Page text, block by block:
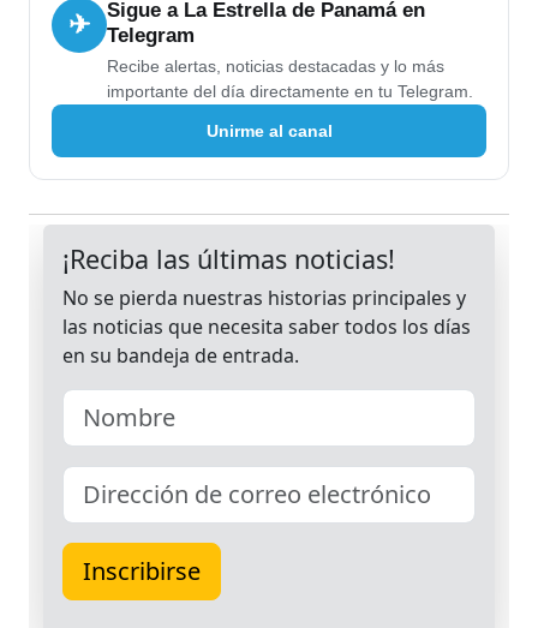
✈
Sigue a La Estrella de Panamá en
Telegram
Recibe alertas, noticias destacadas y lo más
importante del día directamente en tu Telegram.
Unirme al canal